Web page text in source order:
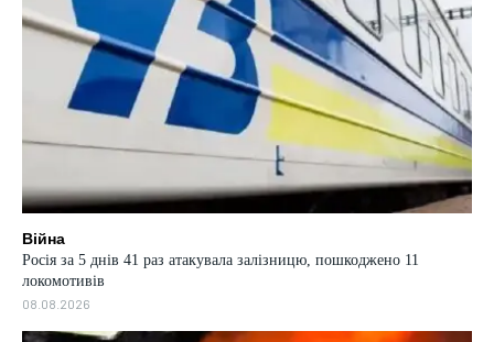
Війна
Росія за 5 днів 41 раз атакувала залізницю, пошкоджено 11
локомотивів
08.08.2026